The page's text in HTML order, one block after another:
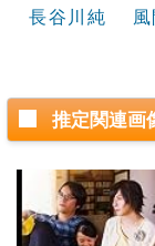
長谷川純
推定関連画